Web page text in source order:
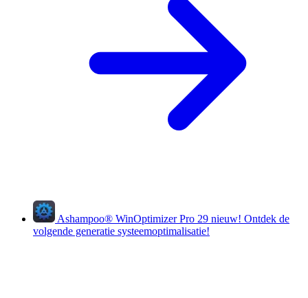
Ashampoo® WinOptimizer Pro 29 nieuw! Ontdek de
volgende generatie systeemoptimalisatie!